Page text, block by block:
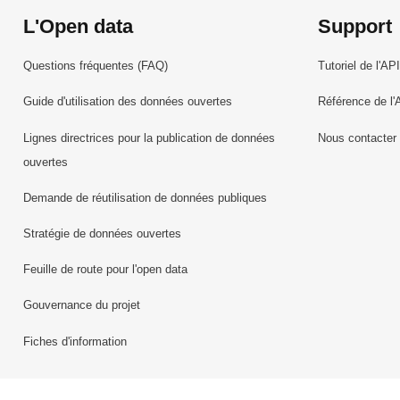
L'Open data
Questions fréquentes (FAQ)
Guide d'utilisation des données ouvertes
Lignes directrices pour la publication de données
ouvertes
Demande de réutilisation de données publiques
Stratégie de données ouvertes
Feuille de route pour l'open data
Gouvernance du projet
Fiches d'information
Support
Tutoriel de l'API
Référence de
Nous contacter